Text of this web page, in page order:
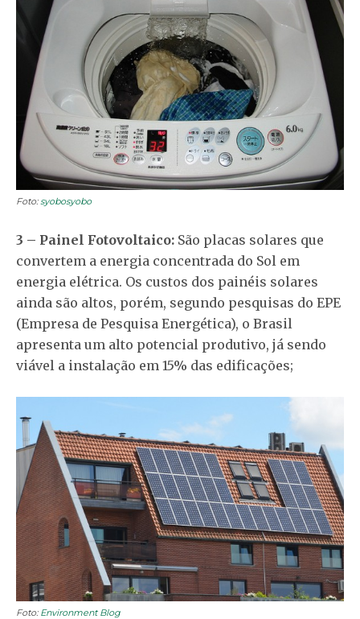
Foto:syobosyobo
3 – Painel Fotovoltaico: São placas solares que
convertem a energia concentrada do Sol em
energia elétrica. Os custos dos painéis solares
ainda são altos, porém, segundo pesquisas do EPE
(Empresa de Pesquisa Energética), o Brasil
apresenta um alto potencial produtivo, já sendo
viável a instalação em 15% das edificações;
Foto: Environment Blog